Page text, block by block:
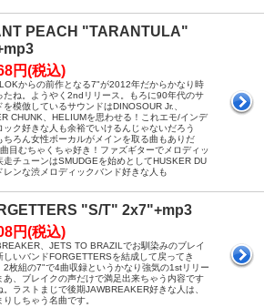
PEACH "TARANTULA"
円(税込)
からの前作となる7"が2012年だからかなり時
たね。ようやく2ndリリース。もろに90年代のサ
を模倣しているサウンドはDINOSOUR Jr.、
CHUNK、HELIUMを思わせる！これエモ/インデ
ック好きな人も余裕でいけるんじゃないだろう
ちろん女性ボーカルがメインを取る曲もありだ
目むちゃくちゃ好き！ファズギターでメロディッ
走チューンはSMUDGEを始めとしてHUSKER DU
レンな渋メロディックバンド好きな人も
"S/T" 2x7"+mp3
円(税込)
、JETS TO BRAZILでお馴染みのブレイ
しいバンドFORGETTERSを結成して戻ってき
2枚組の7"で4曲収録というかなり強気の1stリリー
あ、ブレイクの声だけで満足出来ちゃう内容です
。ラストまじで後期JAWBREAKER好きな人は、
りしちゃう名曲です。